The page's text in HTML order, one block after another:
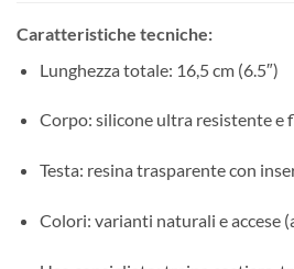
Caratteristiche tecniche:
Lunghezza totale: 16,5 cm (6.5″)
Corpo: silicone ultra resistente e
Testa: resina trasparente con
Colori: varianti naturali e accese